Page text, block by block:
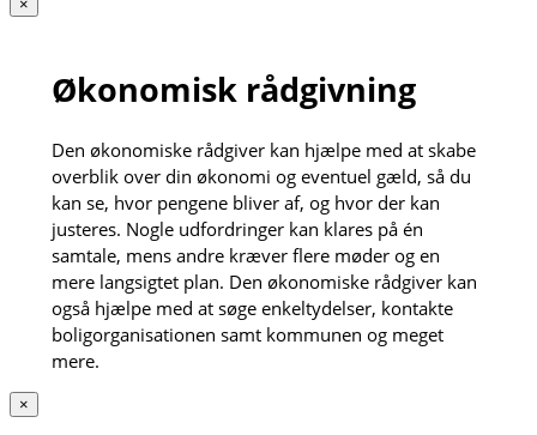
×
Økonomisk rådgivning
Den økonomiske rådgiver kan hjælpe med at skabe
overblik over din økonomi og eventuel gæld, så du
kan se, hvor pengene bliver af, og hvor der kan
justeres. Nogle udfordringer kan klares på én
samtale, mens andre kræver flere møder og en
mere langsigtet plan. Den økonomiske rådgiver kan
også hjælpe med at søge enkeltydelser, kontakte
boligorganisationen samt kommunen og meget
mere.
×